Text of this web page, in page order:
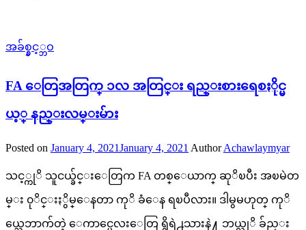
အခ်စ္နွင့္ဘဝ
FA ေတြအတြက္ ၁လ အတြင္း ရည္းစားရေစႏိုင္မ
ယ့္ နည္းလမ္းမ်ား
Posted on January 4, 2021January 4, 2021 Author Achawlaymyar
သင့္ကုိ သူငယ္ခ်င္းေတြက FA တစ္ေယာက္ ဆုိၿပီး အၿမဲတ
မ္း ၀ုိင္းႏွိမ္ေနတာ ကုိ ခံေန ရၿပီလား။ ဒါမွမဟုတ္ ကုိ
ယ္သေဘာက်တဲ့ ေကာင္မေလးေတြ ရွိရဲ႕သားနဲ႔ ဘယ္လုိ ခ်ည္း